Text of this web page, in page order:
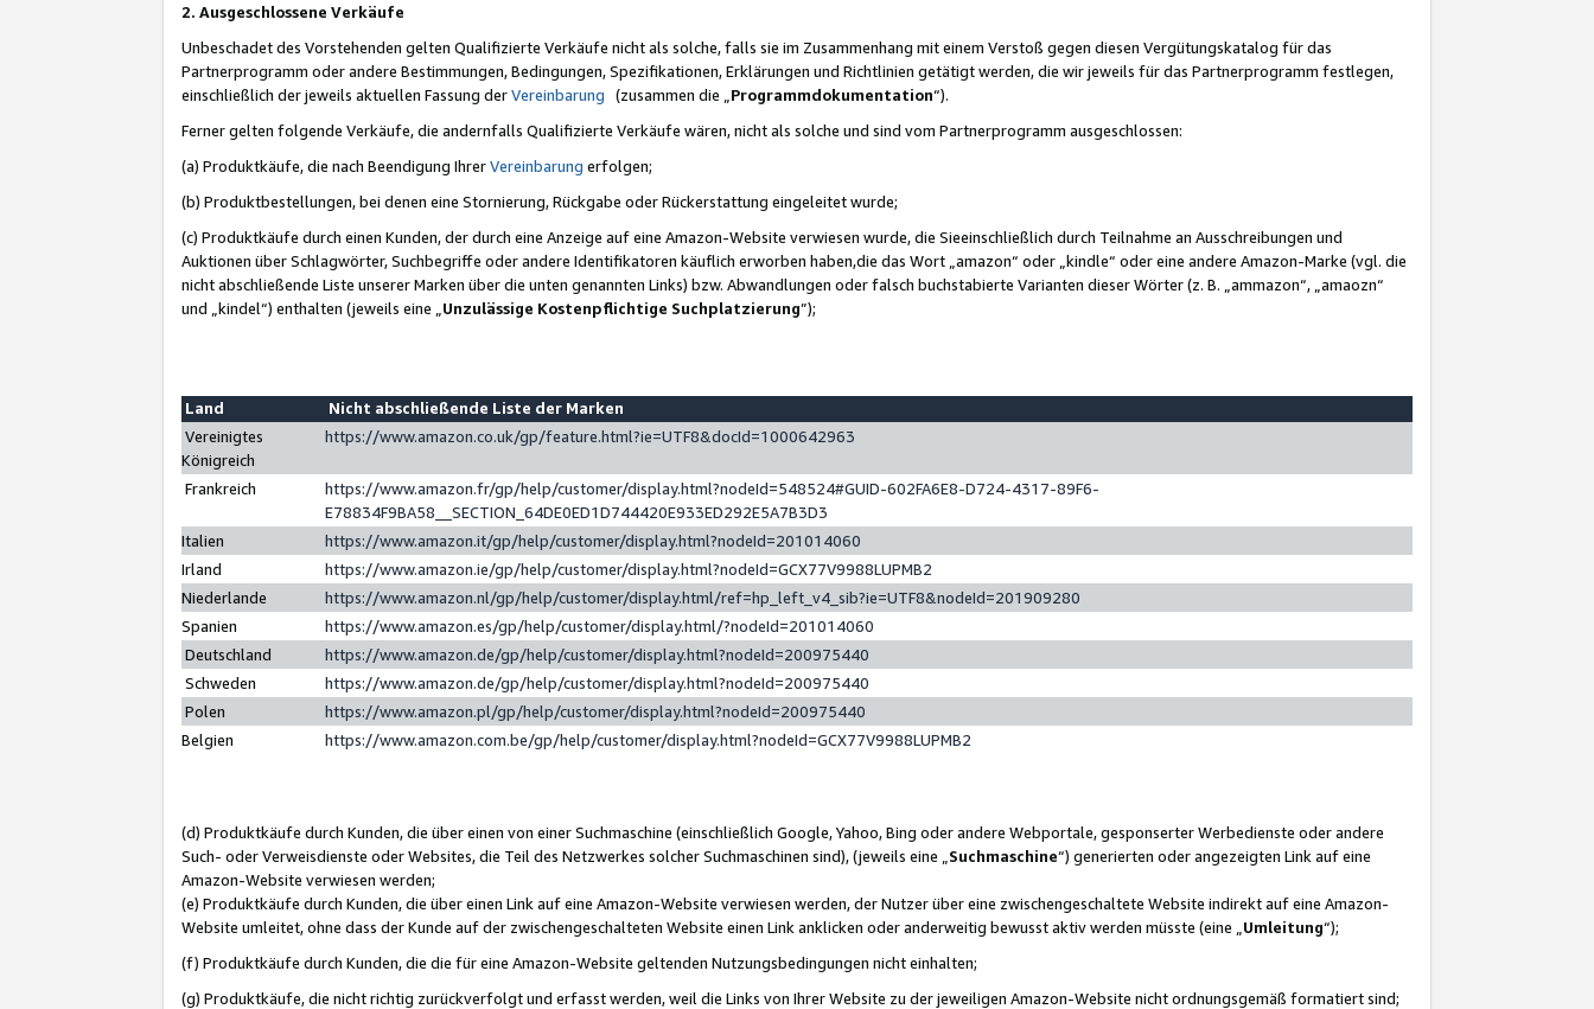
2. Ausgeschlossene Verkäufe
Unbeschadet des Vorstehenden gelten Qualifizierte Verkäufe nicht als solche, falls sie im Zusammenhang mit einem Verstoß gegen diesen Vergütungskatalog für das
Partnerprogramm oder andere Bestimmungen, Bedingungen, Spezifikationen, Erklärungen und Richtlinien getätigt werden, die wir jeweils für das Partnerprogramm festlegen,
einschließlich der jeweils aktuellen Fassung derVereinbarung (zusammen die „ Programmdokumentation“).
Ferner gelten folgende Verkäufe, die andernfalls Qualifizierte Verkäufe wären, nicht als solche und sind vom Partnerprogramm ausgeschlossen:
(a) Produktkäufe, die nach Beendigung IhrerVereinbarung erfolgen;
(b) Produktbestellungen, bei denen eine Stornierung, Rückgabe oder Rückerstattung eingeleitet wurde;
(c) Produktkäufe durch einen Kunden, der durch eine Anzeige auf eine Amazon-Website verwiesen wurde, die Sieeinschließlich durch Teilnahme an Ausschreibungen und
Auktionen über Schlagwörter, Suchbegriffe oder andere Identifikatoren käuflich erworben haben,die das Wort „amazon“ oder „kindle“ oder eine andere Amazon-Marke (vgl. die
nicht abschließende Liste unserer Marken über die unten genannten Links) bzw. Abwandlungen oder falsch buchstabierte Varianten dieser Wörter (z. B. „ammazon“, „amaozn“
und „kindel“) enthalten (jeweils eine „ Unzulässige Kostenpflichtige Suchplatzierung”);
Land
Nicht abschließende Liste der Marken
Vereinigtes
Königreich
https://www.amazon.co.uk/gp/feature.html?ie=UTF8&docId=1000642963
Frankreich
https://www.amazon.fr/gp/help/customer/display.html?nodeId=548524#GUID-602FA6E8-D724-4317-89F6-
E78834F9BA58__SECTION_64DE0ED1D744420E933ED292E5A7B3D3
Italien
https://www.amazon.it/gp/help/customer/display.html?nodeId=201014060
Irland
https://www.amazon.ie/gp/help/customer/display.html?nodeId=GCX77V9988LUPMB2
Niederlande
https://www.amazon.nl/gp/help/customer/display.html/ref=hp_left_v4_sib?ie=UTF8&nodeId=201909280
Spanien
https://www.amazon.es/gp/help/customer/display.html/?nodeId=201014060
Deutschland
https://www.amazon.de/gp/help/customer/display.html?nodeId=200975440
Schweden
https://www.amazon.de/gp/help/customer/display.html?nodeId=200975440
Polen
https://www.amazon.pl/gp/help/customer/display.html?nodeId=200975440
Belgien
https://www.amazon.com.be/gp/help/customer/display.html?nodeId=GCX77V9988LUPMB2
(d) Produktkäufe durch Kunden, die über einen von einer Suchmaschine (einschließlich Google, Yahoo, Bing oder andere Webportale, gesponserter Werbedienste oder andere
Such- oder Verweisdienste oder Websites, die Teil des Netzwerkes solcher Suchmaschinen sind), (jeweils eine „ Suchmaschine“) generierten oder angezeigten Link auf eine
Amazon-Website verwiesen werden;
(e) Produktkäufe durch Kunden, die über einen Link auf eine Amazon-Website verwiesen werden, der Nutzer über eine zwischengeschaltete Website indirekt auf eine Amazon-
Website umleitet, ohne dass der Kunde auf der zwischengeschalteten Website einen Link anklicken oder anderweitig bewusst aktiv werden müsste (eine „ Umleitung“);
(f) Produktkäufe durch Kunden, die die für eine Amazon-Website geltenden Nutzungsbedingungen nicht einhalten;
(g) Produktkäufe, die nicht richtig zurückverfolgt und erfasst werden, weil die Links von Ihrer Website zu der jeweiligen Amazon-Website nicht ordnungsgemäß formatiert sind;